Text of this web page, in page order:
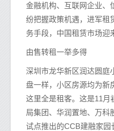
金融机构、互联网企业、
纷把握政策机遇，进军租
务手段，中国租赁市场迎
由售转租一举多得
深圳市龙华新区润达圆庭
盘一样，小区房源均为新
这里全是租客。这是11月
局集团、华润置地、万科
试点推出的CCB建融家园